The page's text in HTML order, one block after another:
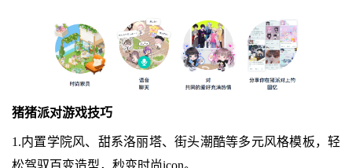
猪猪派对游戏技巧
1.内置学院风、甜系洛丽塔、街头潮酷等多元风格模板，轻